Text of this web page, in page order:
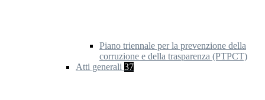
Piano triennale per la prevenzione della
corruzione e della trasparenza (PTPCT)
Atti generali 37